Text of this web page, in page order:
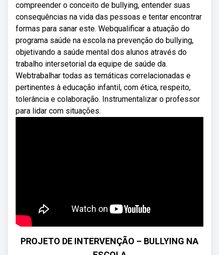
compreender o conceito de bullying, entender suas
consequências na vida das pessoas e tentar encontrar
formas para sanar este. Webqualificar a atuação do
programa saúde na escola na prevenção do bullying,
objetivando a saúde mental dos alunos através do
trabalho intersetorial da equipe de saúde da.
Webtrabalhar todas as temáticas correlacionadas e
pertinentes à educação infantil, com ética, respeito,
tolerância e colaboração. Instrumentalizar o professor
para lidar com situações.
PROJETO DE INTERVENÇÃO – BULLYING NA